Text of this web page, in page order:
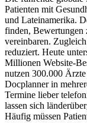
Patienten mit
und Lateinamerika.
finden, Bewertungen
vereinbaren.
reduziert. Heute
Millionen Website-
nutzen 300.000
Docplanner in
Termine lieber
lassen sich
Häufig müssen